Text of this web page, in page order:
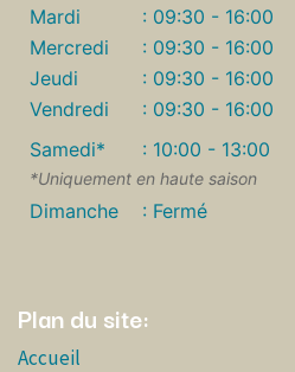
Mardi
: 09:30 - 16:00
Mercredi
: 09:30 - 16:00
Jeudi
: 09:30 - 16:00
Vendredi
: 09:30 - 16:00
Samedi*
: 10:00 - 13:00
*Uniquement en haute saison
Dimanche : Fermé
Plan du site:
Accueil